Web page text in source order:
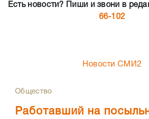
Есть новости? Пиши и звони в
66-102
Новости СМИ2
Общество
Работавший на